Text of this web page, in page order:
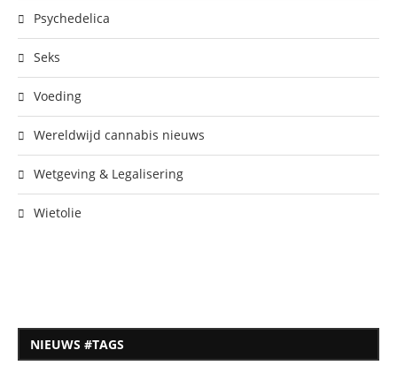
Psychedelica
Seks
Voeding
Wereldwijd cannabis nieuws
Wetgeving & Legalisering
Wietolie
NIEUWS #TAGS